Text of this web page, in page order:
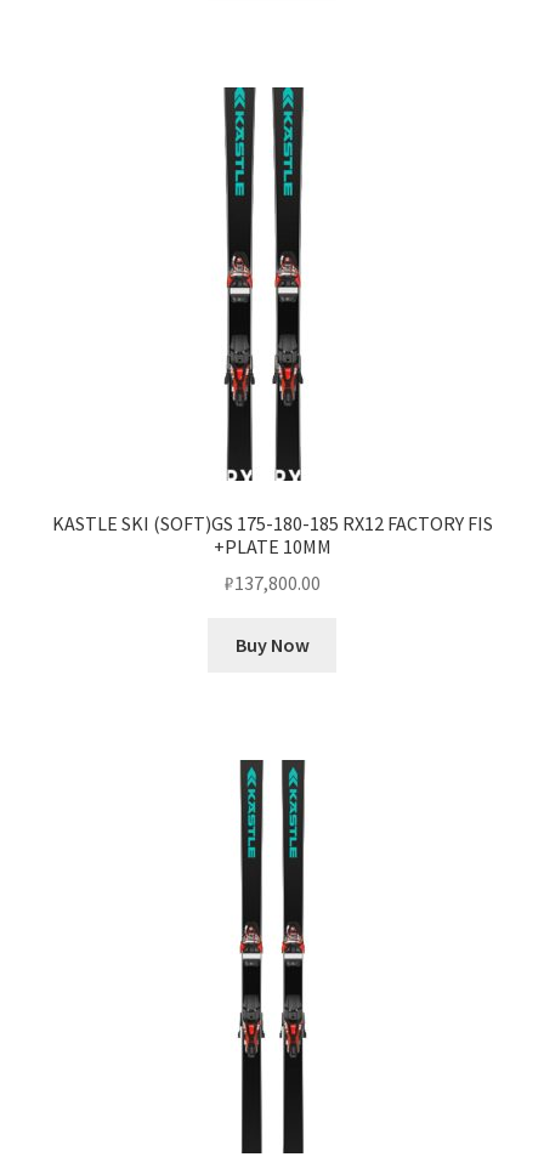
KASTLE SKI (SOFT)GS 175-180-185 RX12 FACTORY FIS
+PLATE 10MM
₽137,800.00
Buy Now